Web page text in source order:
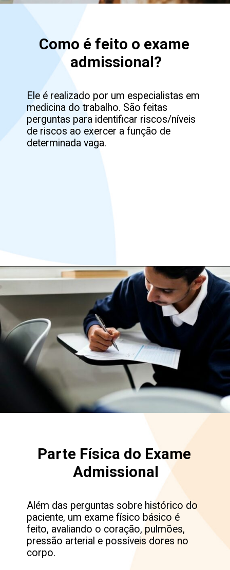
Como é feito o exame
Ele é realizado por um especialistas em
medicina do trabalho. São feitas
perguntas para identificar riscos/níveis
de riscos ao exercer a função de
determinada vaga.
Opening https://www.oitchau.com.br/blog/exame-admissional-por-que-deve-ser-feito/?utm_medium=organic&utm_source=blog&utm_campaign=webstorie&utm_content=exame_admissional
Parte Física do Exame
Admissional
Além das perguntas sobre histórico do
paciente, um exame físico básico é
feito, avaliando o coração, pulmões,
pressão arterial e possíveis dores no
corpo.